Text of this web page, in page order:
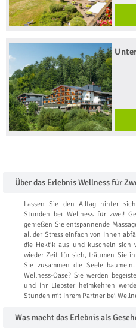
Über das Erlebnis Wellness für
Lassen Sie den Alltag hinter
Stunden bei Wellness für zwei!
genießen Sie entspannende
all der Stress einfach von Ihnen
die Hektik aus und kuscheln sich
wieder Zeit für sich, träumen Sie
Sie zusammen die Seele
Wellness-Oase? Sie werden
und Ihr Liebster heimkehren
Stunden mit Ihrem Partner bei
Was macht das Erlebnis als